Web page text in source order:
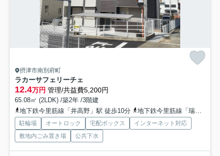
摂津市南別府町
ラカーサフェリーチェ
12.4万円 管理/共益費5,200円
65.08㎡ (2LDK) /築2年 /3階建
地下鉄今里筋線「井高野」駅 徒歩10分
地下鉄今里筋線「瑞光四丁目」駅 徒歩20分
駐輪場 オートロック 宅配ボックス
インターネット対応
敷地内ごみ置き場
公共下水